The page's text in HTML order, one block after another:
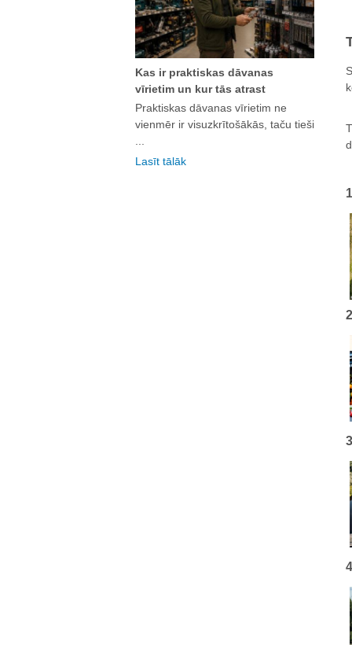
Kas ir praktiskas dāvanas
vīrietim un kur tās atrast
Praktiskas dāvanas vīrietim ne
vienmēr ir visuzkrītošākās, taču tieši
Lasīt tālāk